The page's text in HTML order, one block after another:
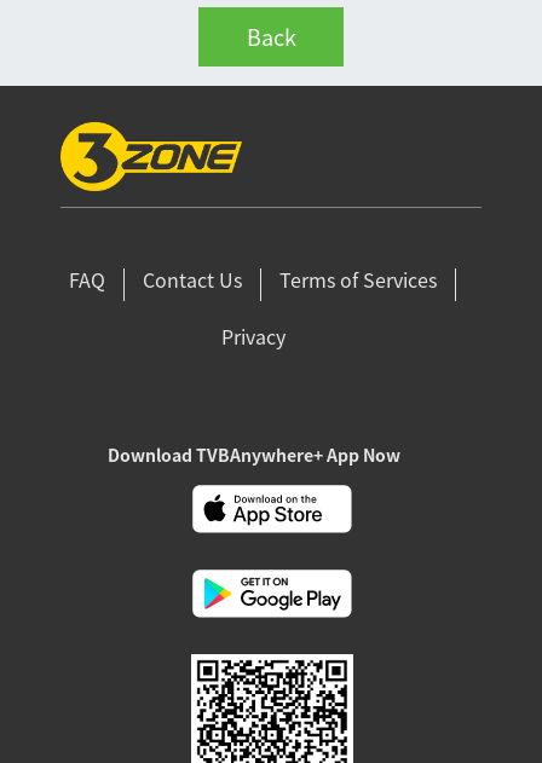
Back
FAQ Contact Us
Terms of Services
Privacy
Download TVBAnywhere+ App Now